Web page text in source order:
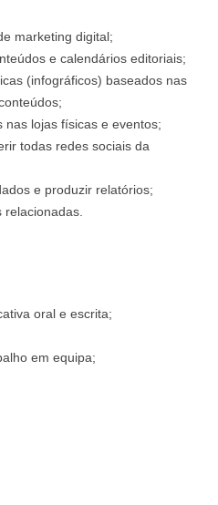
marketing digital;
e calendários editoriais;
(infográficos) baseados nas
nas lojas físicas e eventos;
todas redes sociais da
e produzir relatórios;
oral e escrita;
em equipa;